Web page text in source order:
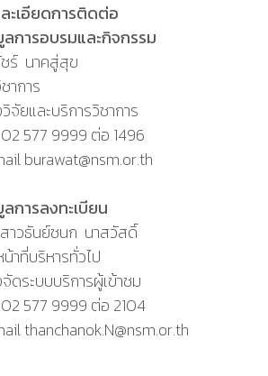
ะเอียดการติดต่อ
การอบรมและกิจกรรม
ร์ นาคสู่สุข
าการ
จัยและบริการวิชาการ
577 9999 ต่อ 1496
burawat@nsm.or.th
การลงทะเบียน
าวธันย์ชนก นาสวัสดิ์
น้าที่บริหารทั่วไป
ดระบบบริการผู้เข้าชม
02 577 9999 ต่อ 2104
thanchanok.N@nsm.or.th